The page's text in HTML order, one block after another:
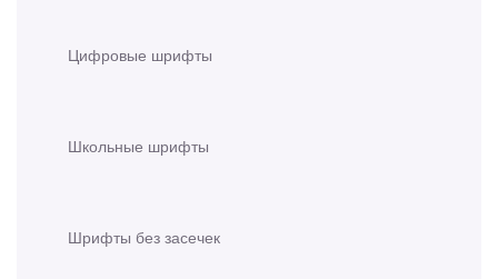
Цифровые шрифты
Школьные шрифты
Шрифты без засечек